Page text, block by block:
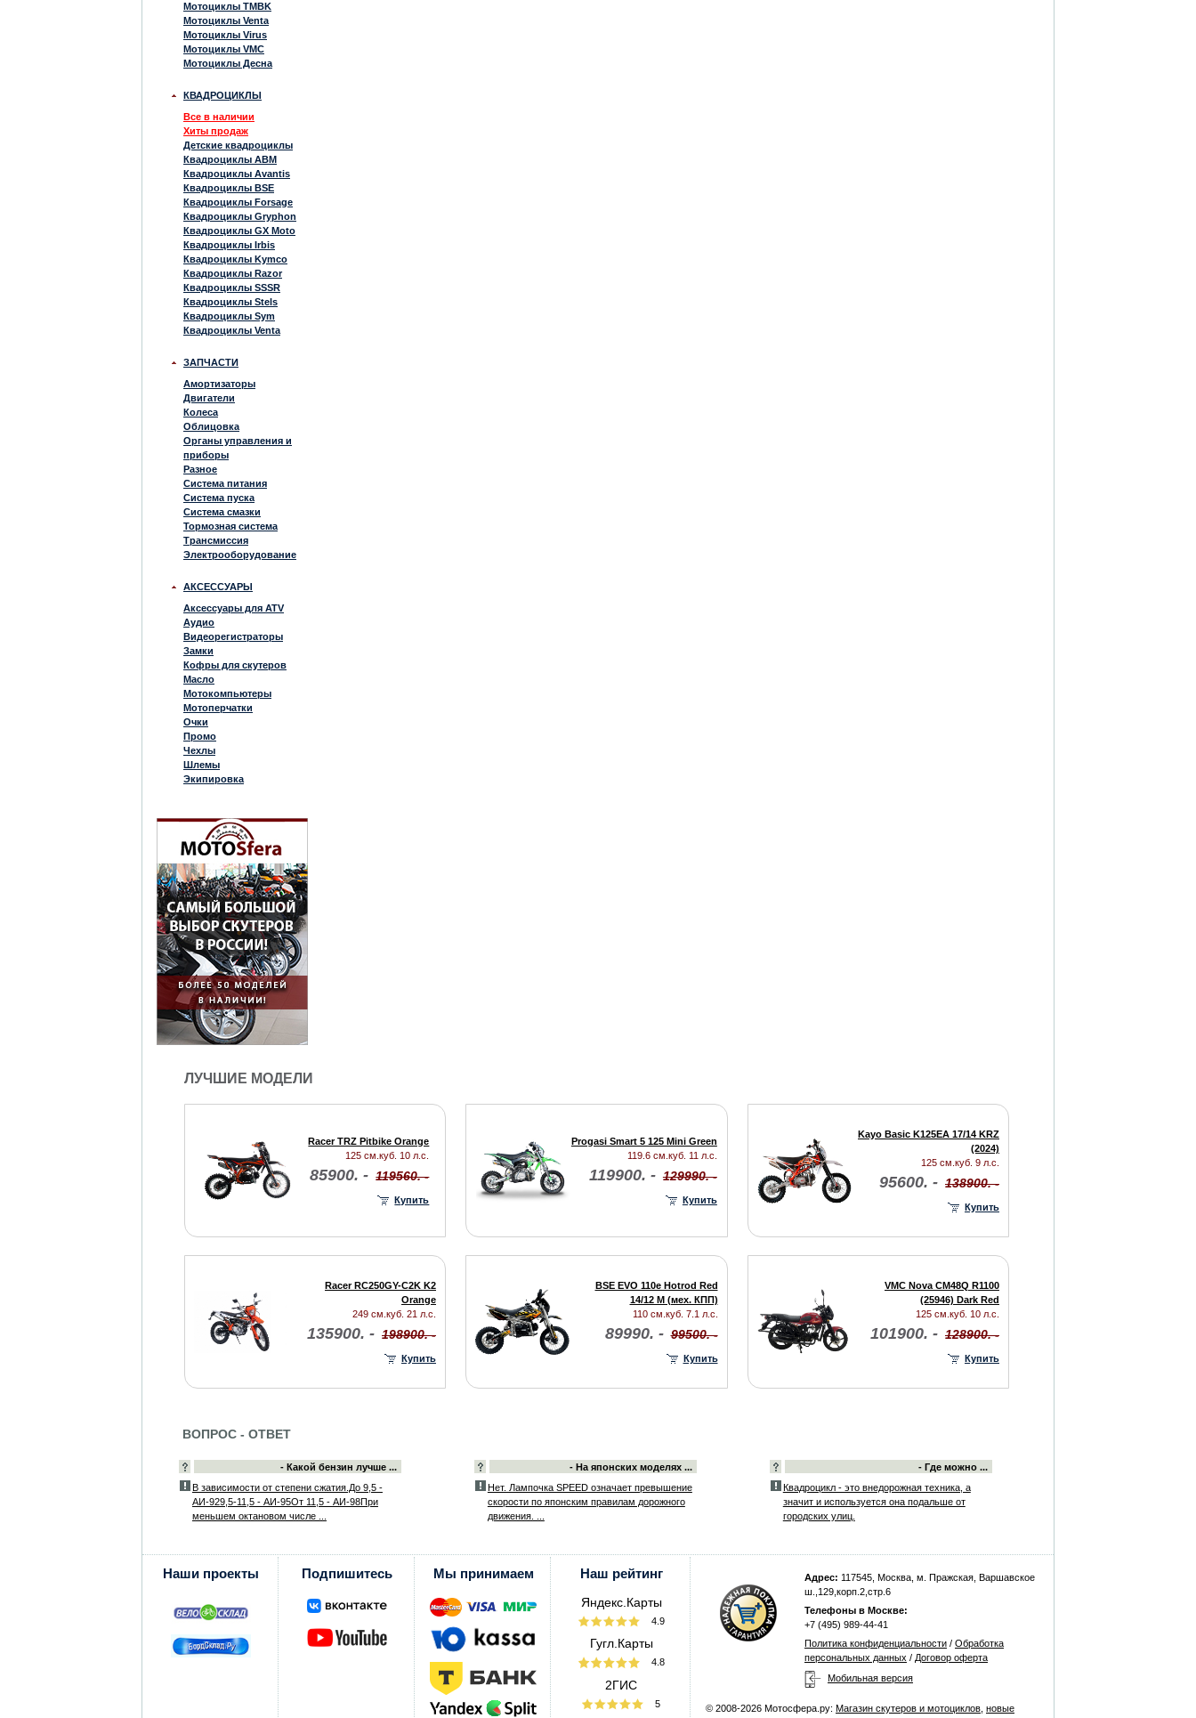
Мотоциклы TMBK
Мотоциклы Venta
Мотоциклы Virus
Мотоциклы VMC
Мотоциклы Десна
КВАДРОЦИКЛЫ
Все в наличии
Хиты продаж
Детские квадроциклы
Квадроциклы ABM
Квадроциклы Avantis
Квадроциклы BSE
Квадроциклы Forsage
Квадроциклы Gryphon
Квадроциклы GX Moto
Квадроциклы Irbis
Квадроциклы Kymco
Квадроциклы Razor
Квадроциклы SSSR
Квадроциклы Stels
Квадроциклы Sym
Квадроциклы Venta
ЗАПЧАСТИ
Амортизаторы
Двигатели
Колеса
Облицовка
Органы управления и
приборы
Разное
Система питания
Система пуска
Система смазки
Тормозная система
Трансмиссия
Электрооборудование
АКСЕССУАРЫ
Аксессуары для ATV
Аудио
Видеорегистраторы
Замки
Кофры для скутеров
Масло
Мотокомпьютеры
Мотоперчатки
Очки
Промо
Чехлы
Шлемы
Экипировка
ЛУЧШИЕ МОДЕЛИ
Racer TRZ Pitbike Orange
125 см.куб. 10 л.с.
85900. - 119560. -
Купить
Progasi Smart 5 125 Mini Green
119.6 см.куб. 11 л.с.
119900. - 129990. -
Купить
Kayo Basic K125EА 17/14 KRZ
(2024)
125 см.куб. 9 л.с.
95600. - 138900. -
Купить
Racer RC250GY-C2K K2
Orange
249 см.куб. 21 л.с.
135900. - 198900. -
Купить
BSE EVO 110e Hotrod Red
14/12 M (мех. КПП)
110 см.куб. 7.1 л.с.
89990. - 99500. -
Купить
VMC Nova CM48Q R1100
(25946) Dark Red
125 см.куб. 10 л.с.
101900. - 128900. -
Купить
ВОПРОС - ОТВЕТ
- Какой бензин лучше ...
В зависимости от степени сжатия.До 9,5 -
АИ-929,5-11,5 - АИ-95От 11,5 - АИ-98При
меньшем октановом числе ...
- На японских моделях ...
Нет. Лампочка SPEED означает превышение
скорости по японским правилам дорожного
движения. ...
- Где можно ...
Квадроцикл - это внедорожная техника, а
значит и используется она подальше от
городских улиц.
Наши проекты Подпишитесь Мы принимаем Наш рейтинг
Яндекс.Карты
4.9
Гугл.Карты
4.8
2ГИС
5
Адрес: 117545, Москва, м. Пражская, Варшавское
ш.,129,корп.2,стр.6
Телефоны в Москве:
+7 (495) 989-44-41
Политика конфиденциальности / Обработка
персональных данных / Договор оферта
Мобильная версия
© 2008-2026 Мотосфера.ру: Магазин скутеров и мотоциклов новые